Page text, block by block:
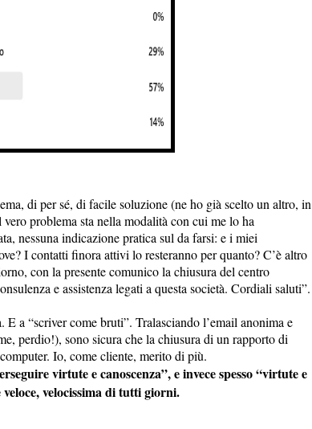
di per sé, di facile soluzione (ne ho già scelto un altro, in
problema sta nella modalità con cui me lo ha
nessuna indicazione pratica sul da farsi: e i miei
I contatti finora attivi lo resteranno per quanto? C’è altro
con la presente comunico la chiusura del centro
e assistenza legati a questa società. Cordiali saluti”.
a “scriver come bruti”. Tralasciando l’email anonima e
perdio!), sono sicura che la chiusura di un rapporto di
Io, come cliente, merito di più.
virtute e canoscenza”, e invece spesso “virtute e
velocissima di tutti giorni.